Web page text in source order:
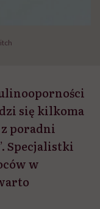
się kilkoma
poradni
Specjalistki
w